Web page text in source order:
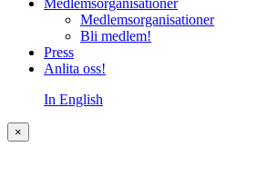
Medlemsorganisationer
Medlemsorganisationer
Bli medlem!
Press
Anlita oss!
In English
×